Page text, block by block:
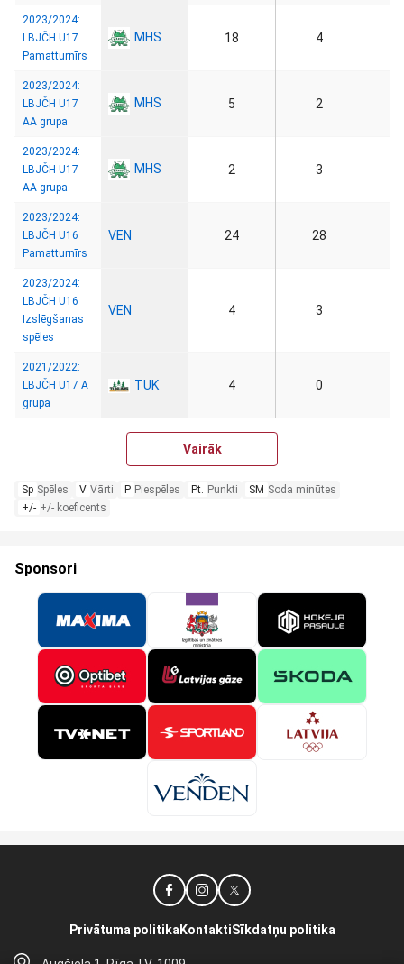
2023/2024:
LBJČH U17
Pamatturnīrs
MHS 18 4
2023/2024:
LBJČH U17
AA grupa
MHS 5 2
2023/2024:
LBJČH U17
AA grupa
MHS 2 3
2023/2024:
LBJČH U16
Pamatturnīrs
VEN 24 28
2023/2024:
LBJČH U16
Izslēgšanas
spēles
VEN 4 3
2021/2022:
LBJČH U17 A
grupa
TUK 4 0
Vairāk
Sp Spēles V Vārti P Piespēles Pt. Punkti SM Soda minūtes
+/- +/- koeficents
Sponsori
Privātuma politika KontaktiSīkdatņu politika